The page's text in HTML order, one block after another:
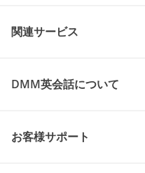
関連サービス
DMM英会話について
お客様サポート